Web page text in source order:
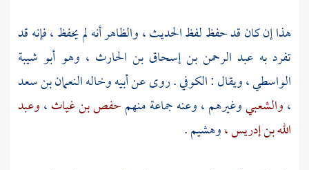
هذا إن كان قد حفظ لفظ الحديث ، والظاهر أنه لم يحفظ ، فإنه قد
تفرد به عبد الرحمن بن إسحاق بن الحارث ، وهو أبو شيبة
الواسطي ،ويقال : الكوفي . روى عن أبيه وخالهالنعمان بن سعد
،والشعبيوغيرهم ، وعنه جماعة منهمحفص بن غياث،وعبد
الله بن إدريس ،وهشيم.